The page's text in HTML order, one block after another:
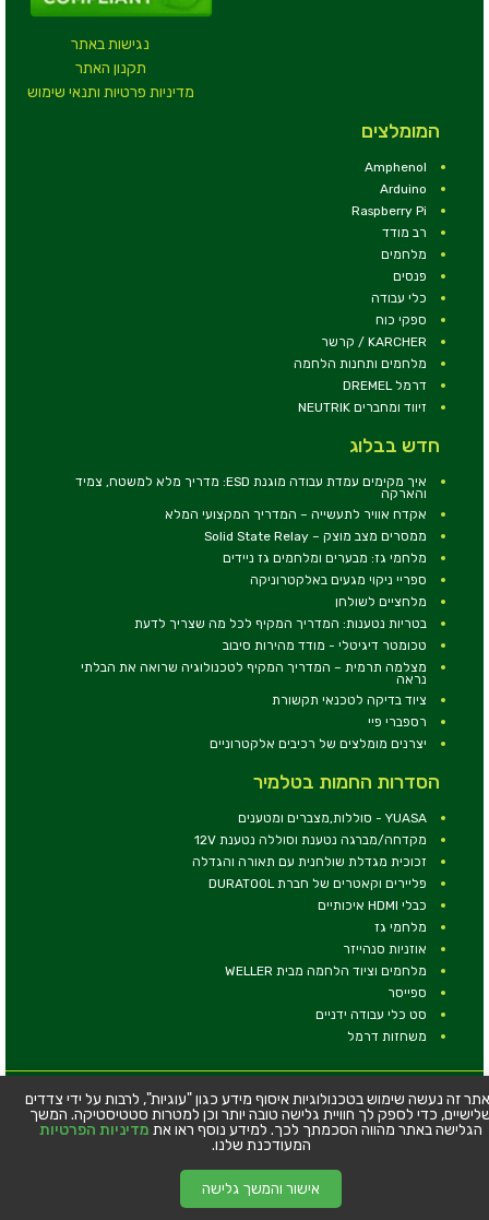
נגישות באתר
תקנון האתר
מדיניות פרטיות ותנאי שימוש
המומלצים
Amphenol
Arduino
Raspberry Pi
רב מודד
מלחמים
פנסים
כלי עבודה
ספקי כוח
KARCHER / קרשר
מלחמים ותחנות הלחמה
דרמל DREMEL
זיווד ומחברים NEUTRIK
חדש בבלוג
איך מקימים עמדת עבודה מוגנת ESD: מדריך מלא למשטח, צמיד
והארקה
אקדח אוויר לתעשייה – המדריך המקצועי המלא
ממסרים מצב מוצק – Solid State Relay
מלחמי גז: מבערים ומלחמים גז ניידים
ספריי ניקוי מגעים באלקטרוניקה
מלחציים לשולחן
בטריות נטענות: המדריך המקיף לכל מה שצריך לדעת
טכומטר דיגיטלי - מודד מהירות סיבוב
מצלמה תרמית – המדריך המקיף לטכנולוגיה שרואה את הבלתי
נראה
ציוד בדיקה לטכנאי תקשורת
רספברי פיי
יצרנים מומלצים של רכיבים אלקטרוניים
הסדרות החמות בטלמיר
YUASA - סוללות,מצברים ומטענים
מקדחה/מברגה נטענת וסוללה נטענת 12V
זכוכית מגדלת שולחנית עם תאורה והגדלה
פליירים וקאטרים של חברת DURATOOL
כבלי HDMI איכותיים
מלחמי גז
אוזניות סנהייזר
מלחמים וציוד הלחמה מבית WELLER
ספייסר
סט כלי עבודה ידניים
משחזות דרמל
© כל הזכויות שמורות - טלמיר אלקטרוניקה בע''מ
כתובת: דרך העצמאות 63, חיפה
טלפון:04-8534564
זה נעשה שימוש בטכנולוגיות איסוף מידע כגון "עוגיות", לרבות על ידי צדדים
כדי לספק לך חוויית גלישה טובה יותר וכן למטרות סטטיסטיקה. המשך
הגלישה באתר מהווה הסכמתך לכך. למידע נוסף ראו את מדיניות הפרטיות
המעודכנת שלנו.
אישור והמשך גלישה